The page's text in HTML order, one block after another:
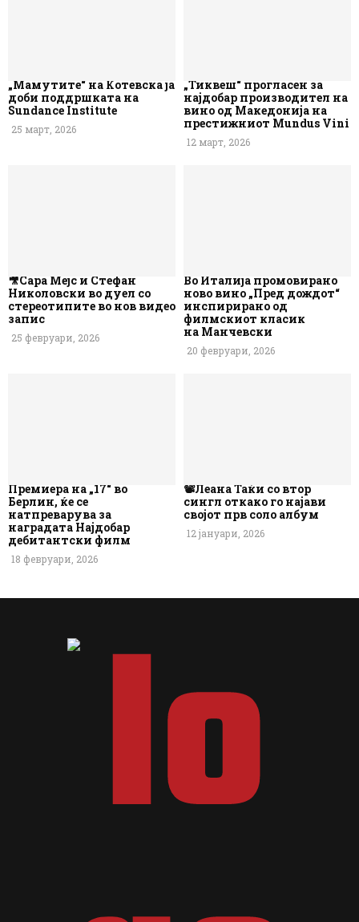
„Мамутите“ на Котевска ја
доби поддршката на
Sundance Institute
25 март, 2026
„Тиквеш“ прогласен за
најдобар производител на
вино од Македонија на
престижниот Mundus Vini
12 март, 2026
🎥Сара Мејс и Стефан
Николовски во дуел со
стереотипите во нов видео
запис
25 февруари, 2026
Во Италија промовирано
ново вино „Пред дождот“
инспирирано од
филмскиот класик
на Манчевски
20 февруари, 2026
Премиера на „17“ во
Берлин, ќе се
натпреварува за
наградата Најдобар
дебитантски филм
18 февруари, 2026
📽️Леана Таќи со втор
сингл откако го најави
својот прв соло албум
12 јануари, 2026